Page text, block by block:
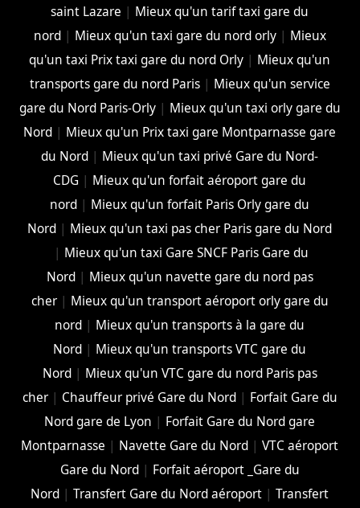
saint Lazare | Mieux qu'un tarif taxi gare du
nord| Mieux qu'un taxi gare du nord orly| Mieux
qu'un taxi Prix taxi gare du nord Orly | Mieux qu'un
transports gare du nord Paris| Mieux qu'un service
gare du Nord Paris-Orly| Mieux qu'un taxi orly gare du
Nord | Mieux qu'un Prix taxi gare Montparnasse gare
du Nord | Mieux qu'un taxi privé Gare du Nord-
CDG | Mieux qu'un forfait aéroport gare du
nord | Mieux qu'un forfait Paris Orly gare du
Nord | Mieux qu'un taxi pas cher Paris gare du Nord
| Mieux qu'un taxi Gare SNCF Paris Gare du
Nord| Mieux qu'un navette gare du nord pas
cher| Mieux qu'un transport aéroport orly gare du
nord | Mieux qu'un transports à la gare du
Nord | Mieux qu'un transports VTC gare du
Nord| Mieux qu'un VTC gare du nord Paris pas
cher| Chauffeur privé Gare du Nord| Forfait Gare du
Nord gare de Lyon | Forfait Gare du Nord gare
Montparnasse | Navette Gare du Nord |VTC aéroport
Gare du Nord| Forfait aéroport _Gare du
Nord |Transfert Gare du Nord aéroport |Transfert